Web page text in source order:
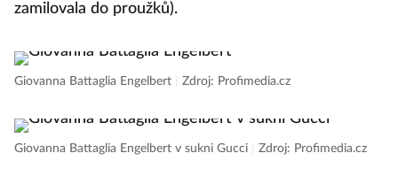
zamilovala do proužků).
Giovanna Battaglia Engelbert Zdroj: Profimedia.cz
Giovanna Battaglia Engelbert v sukni Gucci Zdroj: Profimedia.cz